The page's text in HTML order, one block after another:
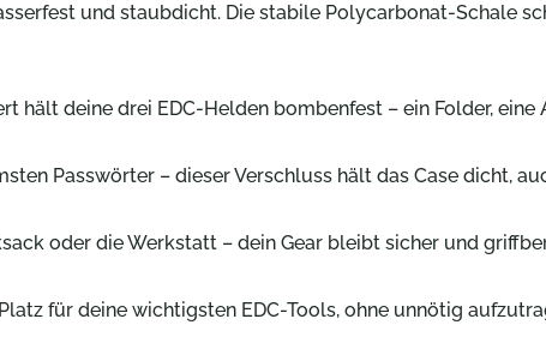
und staubdicht. Die stabile Polycarbonat-Schale
hält deine drei EDC-Helden bombenfest – ein Folder,
Passwörter – dieser Verschluss hält das Case dicht,
oder die Werkstatt – dein Gear bleibt sicher und
für deine wichtigsten EDC-Tools, ohne unnötig